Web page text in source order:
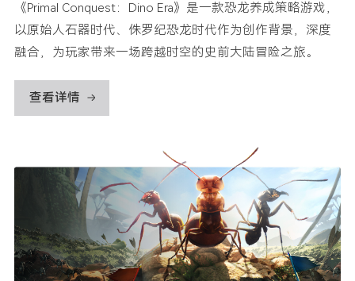
《Primal Conquest：Dino Era》是一款恐龙养成策略游戏，
以原始人石器时代、侏罗纪恐龙时代作为创作背景，深度
融合，为玩家带来一场跨越时空的史前大陆冒险之旅。
查看详情